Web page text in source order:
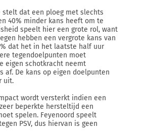
stelt dat een ploeg met slechts
40% minder kans heeft om te
speelt hier een grote rol, want
hebben een vergrote kans van
dat het in het laatste half uur
tegendoelpunten moet
eigen schotkracht neemt
af. De kans op eigen doelpunten
uit.
wordt versterkt indien een
beperkte hersteltijd een
spelen. Feyenoord speelt
PSV, dus hiervan is geen